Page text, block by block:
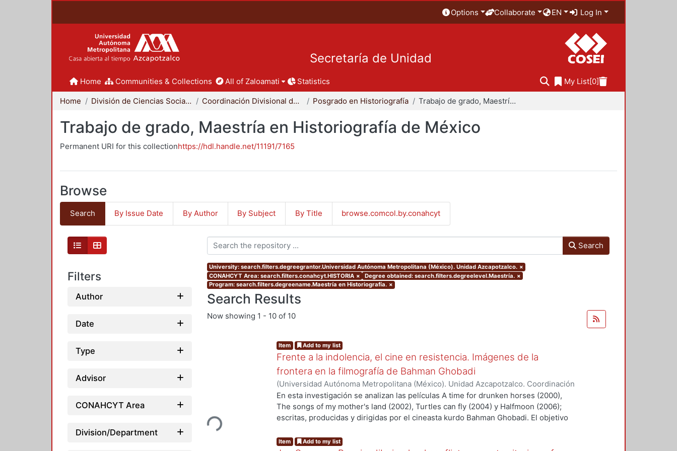
Options Collaborate EN Log In
Secretaría de Unidad
Home Communities & Collections All of Zaloamati Statistics My List[0]
Home División de Ciencias Sociales y Humanidades Coordinación Divisional de Posgrado Posgrado en Historiografía Trabajo de grado, Maestría en Historiografía de México
Trabajo de grado, Maestría en Historiografía de México
Permanent URI for this collectionhttps://hdl.handle.net/11191/7165
Browse
Search By Issue Date By Author By Subject By Title browse.comcol.by.conahcyt
Filters
Author
Date
Type
Advisor
CONAHCYT Area
Division/Department
Search
University: search.filters.degreegrantor.Universidad Autónoma Metropolitana (México). Unidad Azcapotzalco. ×
CONAHCYT Area: search.filters.conahcyt.HISTORIA × Degree obtained: search.filters.degreelevel.Maestría. ×
Program: search.filters.degreename.Maestría en Historiografía. ×
Search Results
Now showing 1 - 10 of 10
Loading...
Item Add to my list
Frente a la indolencia, el cine en resistencia. Imágenes de la
frontera en la filmografía de Bahman Ghobadi
(Universidad Autónoma Metropolitana (México). Unidad Azcapotzalco. Coordinación
de Servicios de Información.,2021-11-24)Rodríguez García, Violeta
En esta investigación se analizan las películas A time for drunken horses (2000),
The songs of my mother's land (2002), Turtles can fly (2004) y Halfmoon (2006);
escritas, producidas y dirigidas por el cineasta kurdo Bahman Ghobadi. El objetivo
kurdos –frecuentemente marginados– eligen para crear, registrar y difundir
Item Add to my list